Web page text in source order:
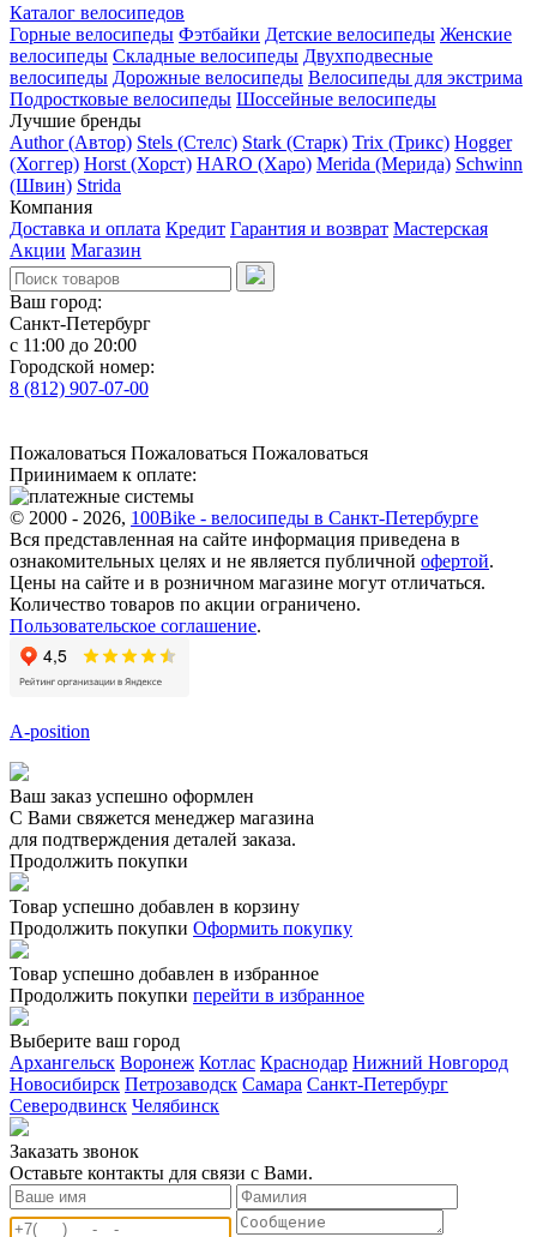
Каталог велосипедов
Горные велосипеды Фэтбайки Детские велосипеды Женские
велосипеды Складные велосипеды Двухподвесные
велосипеды Дорожные велосипеды Велосипеды для экстрима
Подростковые велосипеды Шоссейные велосипеды
Лучшие бренды
Author (Автор) Stels (Стелс) Stark (Старк) Trix (Трикс) Hogger
(Хоггер) Horst (Хорст) HARO (Харо) Merida (Мерида) Schwinn
(Швин) Strida
Компания
Доставка и оплата Кредит Гарантия и возврат Мастерская
Акции Магазин
Ваш город:
Санкт-Петербург
с 11:00 до 20:00
Городской номер:
8 (812) 907-07-00
Пожаловаться Пожаловаться Пожаловаться
Приинимаем к оплате:
© 2000 - 2026, 100Bike - велосипеды в Санкт-Петербурге
Вся представленная на сайте информация приведена в
ознакомительных целях и не является публичной офертой.
Цены на сайте и в розничном магазине могут отличаться.
Количество товаров по акции ограничено.
Пользовательское соглашение.
A-position
Ваш заказ успешно оформлен
С Вами свяжется менеджер магазина
для подтверждения деталей заказа.
Продолжить покупки
Товар успешно добавлен в корзину
Продолжить покупки Оформить покупку
Товар успешно добавлен в избранное
Продолжить покупки перейти в избранное
Выберите ваш город
Архангельск Воронеж Котлас Краснодар Нижний Новгород
Новосибирск Петрозаводск Самара Санкт-Петербург
Северодвинск Челябинск
Заказать звонoк
Оставьте контакты для связи с Вами.